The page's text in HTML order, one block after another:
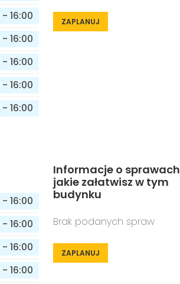
- 16:00
- 16:00
- 16:00
- 16:00
- 16:00
ZAPLANUJ
- 16:00
- 16:00
- 16:00
- 16:00
Informacje o sprawach
jakie załatwisz w tym
budynku
Brak podanych spraw
ZAPLANUJ